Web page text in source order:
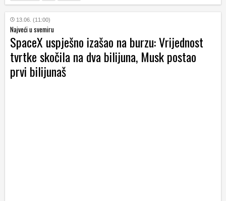
13.06. (11:00)
Najveći u svemiru
SpaceX uspješno izašao na burzu: Vrijednost
tvrtke skočila na dva bilijuna, Musk postao
prvi bilijunaš